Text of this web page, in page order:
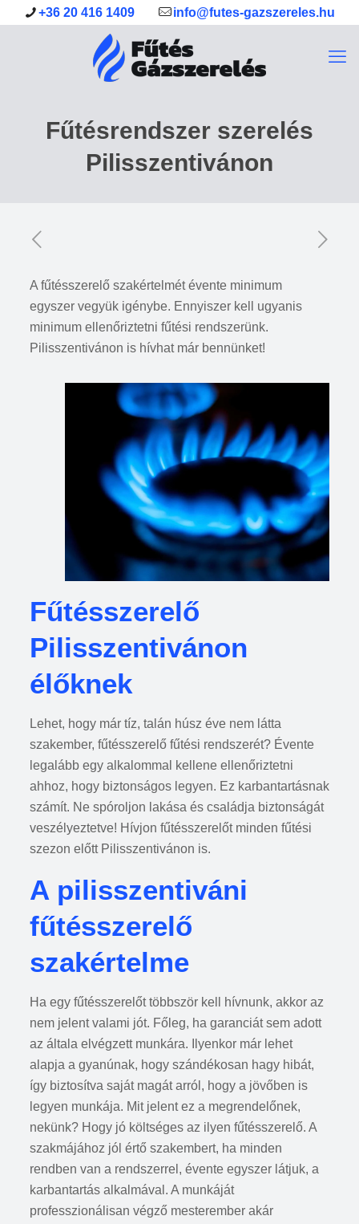
+36 20 416 1409 info@futes-gazszereles.hu
Fűtésrendszer szerelés
Pilisszentivánon
A fűtésszerelő szakértelmét évente minimum
egyszer vegyük igénybe. Ennyiszer kell ugyanis
minimum ellenőriztetni fűtési rendszerünk.
Pilisszentivánon is hívhat már bennünket!
Fűtésszerelő
Pilisszentivánon
élőknek
Lehet, hogy már tíz, talán húsz éve nem látta
szakember, fűtésszerelő fűtési rendszerét? Évente
legalább egy alkalommal kellene ellenőriztetni
ahhoz, hogy biztonságos legyen. Ez karbantartásnak
számít. Ne spóroljon lakása és családja biztonságát
veszélyeztetve! Hívjon fűtésszerelőt minden fűtési
szezon előtt Pilisszentivánon is.
A pilisszentiváni
fűtésszerelő
szakértelme
Ha egy fűtésszerelőt többször kell hívnunk, akkor az
nem jelent valami jót. Főleg, ha garanciát sem adott
az általa elvégzett munkára. Ilyenkor már lehet
alapja a gyanúnak, hogy szándékosan hagy hibát,
így biztosítva saját magát arról, hogy a jövőben is
legyen munkája. Mit jelent ez a megrendelőnek,
nekünk? Hogy jó költséges az ilyen fűtésszerelő. A
szakmájához jól értő szakembert, ha minden
rendben van a rendszerrel, évente egyszer látjuk, a
karbantartás alkalmával. A munkáját
professzionálisan végző mesterember akár